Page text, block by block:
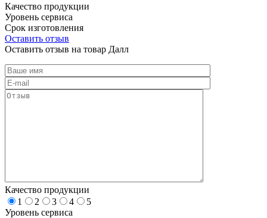
Качество продукции
Уровень сервиса
Срок изготовления
Оставить отзыв
Оставить отзыв на товар Далл
Качество продукции
1
2 3 4
5
Уровень сервиса